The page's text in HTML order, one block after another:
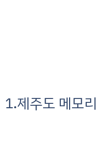
1.제주도 메모